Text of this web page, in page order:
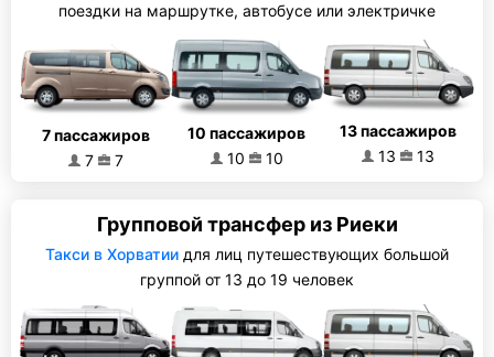
поездки на маршрутке, автобусе или электричке
7 пассажиров
7
7
10 пассажиров
10
10
13 пассажиров
13
13
Групповой трансфер из Риеки
Такси в Хорватии для лиц путешествующих большой
группой от 13 до 19 человек